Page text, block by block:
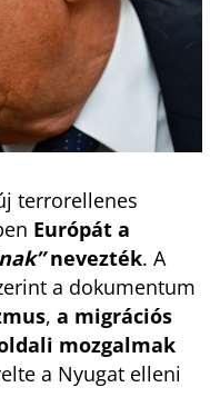
terrorellenes
Európát a
nevezték. A
a dokumentum
, a migrációs
mozgalmak
a Nyugat elleni